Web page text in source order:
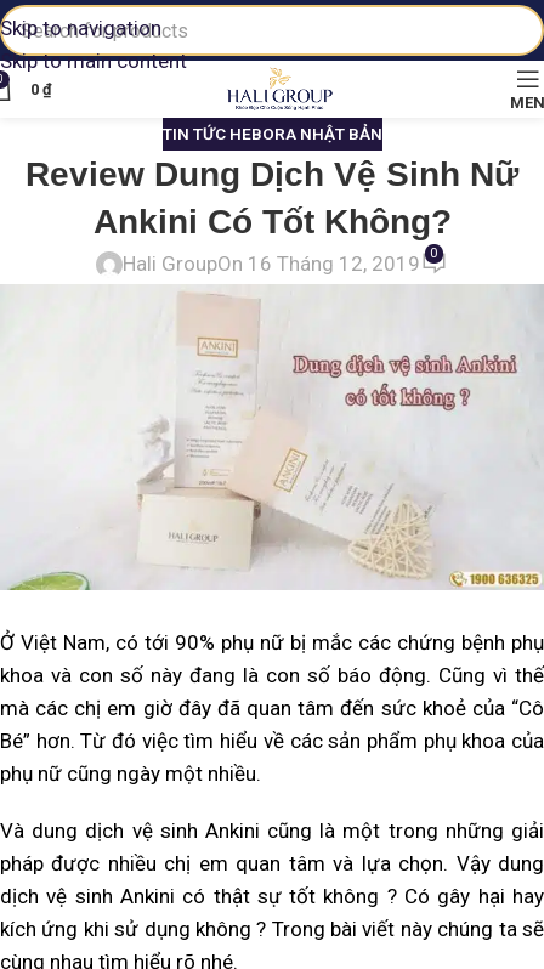
Skip to navigation
Skip to main content
0 ₫
TIN TỨC HEBORA NHẬT BẢN
Review Dung Dịch Vệ Sinh Nữ
Ankini Có Tốt Không?
Hali GroupOn 16 Tháng 12, 2019 0
Ở Việt Nam, có tới 90% phụ nữ bị mắc các chứng bệnh phụ
khoa và con số này đang là con số báo động. Cũng vì thế
mà các chị em giờ đây đã quan tâm đến sức khoẻ của “Cô
Bé” hơn. Từ đó việc tìm hiểu về các sản phẩm phụ khoa của
phụ nữ cũng ngày một nhiều.
Và dung dịch vệ sinh Ankini cũng là một trong những giải
pháp được nhiều chị em quan tâm và lựa chọn. Vậy dung
dịch vệ sinh Ankini có thật sự tốt không ? Có gây hại hay
kích ứng khi sử dụng không ? Trong bài viết này chúng ta sẽ
cùng nhau tìm hiểu rõ nhé.